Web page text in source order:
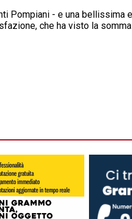
Pompiani - e una bellissima
che ha visto la